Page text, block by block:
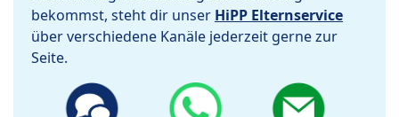
bekommst, steht dir unser HiPP Elternservice
über verschiedene Kanäle jederzeit gerne zur
Seite.